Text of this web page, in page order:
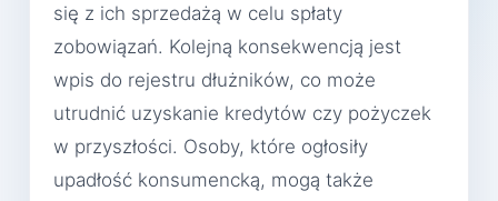
się z ich sprzedażą w celu spłaty
zobowiązań. Kolejną konsekwencją jest
wpis do rejestru dłużników, co może
utrudnić uzyskanie kredytów czy pożyczek
w przyszłości. Osoby, które ogłosiły
upadłość konsumencką, mogą także